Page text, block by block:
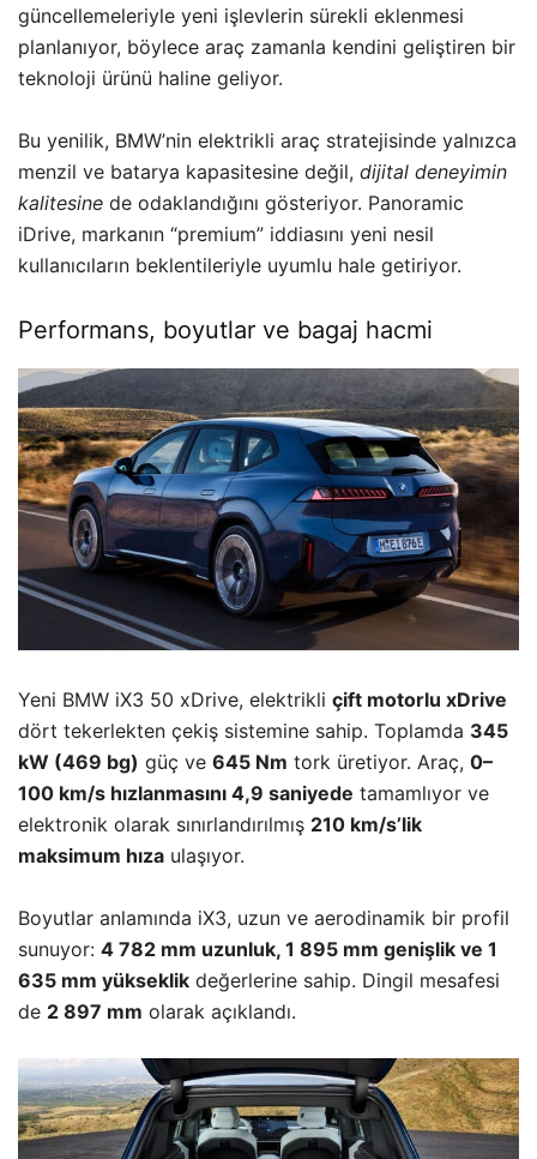
güncellemeleriyle yeni işlevlerin sürekli eklenmesi
planlanıyor, böylece araç zamanla kendini geliştiren bir
teknoloji ürünü haline geliyor.
Bu yenilik, BMW’nin elektrikli araç stratejisinde yalnızca
menzil ve batarya kapasitesine değil, dijital deneyimin
kalitesine de odaklandığını gösteriyor. Panoramic
iDrive, markanın “premium” iddiasını yeni nesil
kullanıcıların beklentileriyle uyumlu hale getiriyor.
Performans, boyutlar ve bagaj hacmi
Yeni BMW iX3 50 xDrive, elektrikli çift motorlu xDrive
dört tekerlekten çekiş sistemine sahip. Toplamda 345
kW (469 bg) güç ve 645 Nm tork üretiyor. Araç, 0–
100 km/s hızlanmasını 4,9 saniyede tamamlıyor ve
elektronik olarak sınırlandırılmış 210 km/s’lik
maksimum hıza ulaşıyor.
Boyutlar anlamında iX3, uzun ve aerodinamik bir profil
sunuyor: 4 782 mm uzunluk, 1 895 mm genişlik ve 1
635 mm yükseklik değerlerine sahip. Dingil mesafesi
de 2 897 mm olarak açıklandı.